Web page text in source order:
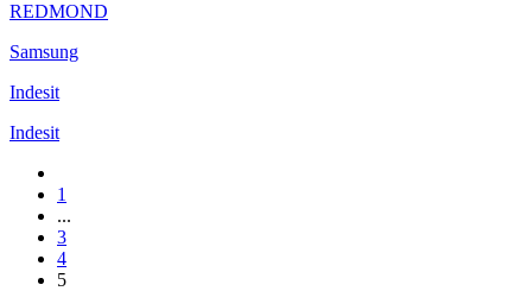
REDMOND
Samsung
Indesit
Indesit
1
...
3
4
5